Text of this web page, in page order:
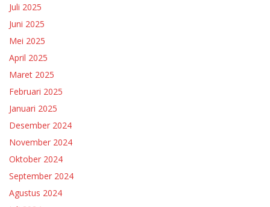
Juli 2025
Juni 2025
Mei 2025
April 2025
Maret 2025
Februari 2025
Januari 2025
Desember 2024
November 2024
Oktober 2024
September 2024
Agustus 2024